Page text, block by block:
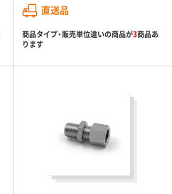
直送品
商品タイプ・販売単位違いの商品が3商品あ
ります